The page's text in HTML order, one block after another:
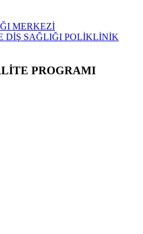
MERKEZİ
DİŞ SAĞLIĞI POLİKLİNİK
PROGRAMI